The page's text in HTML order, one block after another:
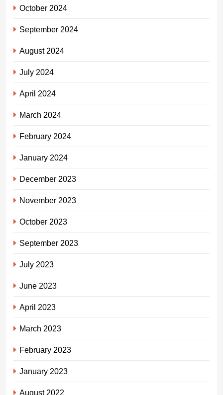
October 2024
September 2024
August 2024
July 2024
April 2024
March 2024
February 2024
January 2024
December 2023
November 2023
October 2023
September 2023
July 2023
June 2023
April 2023
March 2023
February 2023
January 2023
August 2022